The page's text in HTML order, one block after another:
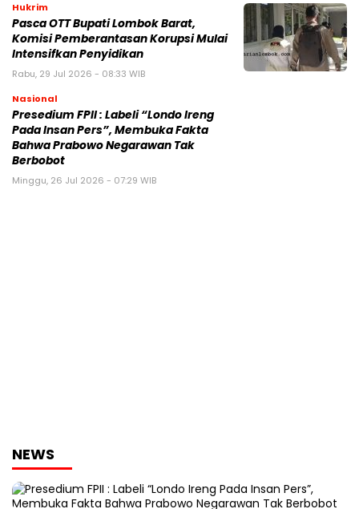
Hukrim
Pasca OTT Bupati Lombok Barat,
Komisi Pemberantasan Korupsi Mulai
Intensifkan Penyidikan
Rabu, 29 Jul 2026 - 08:33 WIB
Nasional
Presedium FPII : Labeli “Londo Ireng
Pada Insan Pers”, Membuka Fakta
Bahwa Prabowo Negarawan Tak
Berbobot
Minggu, 26 Jul 2026 - 07:29 WIB
NEWS